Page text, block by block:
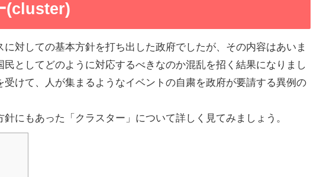
(cluster)
に対しての基本方針を打ち出した政府でしたが、その内容はあいま
民としてどのように対応するべきなのか混乱を招く結果になりまし
受けて、人が集まるようなイベントの自粛を政府が要請する異例の
にもあった「クラスター」について詳しく見てみましょう。